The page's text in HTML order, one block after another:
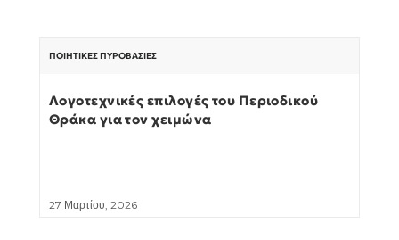
ΠΟΙΗΤΙΚΈΣ ΠΥΡΟΒΑΣΊΕΣ
Λογοτεχνικές επιλογές του Περιοδικού
Θράκα για τον χειμώνα
27 Μαρτίου, 2026